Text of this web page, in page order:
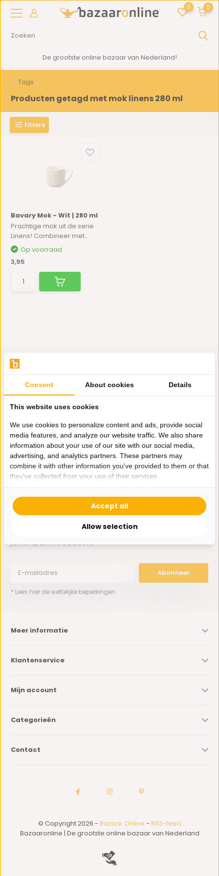
0 0
De grootste online bazaar van Nederland!
Tags
Producten getagd met mok linens 280 ml
Filters
Bavary Mok - Wit | 280 ml
Prachtige mok uit de serie
Linens! Combineer met...
Op voorraad
3,95
Hulp nodig?
Wij zitten voor je klaar.
Whatsapp ons
0162-231130
klantenservice@bazaaronline.nl
Ontvang de nieuwste aanbiedingen en promoties. We zullen
je niet spammen, beloofd.
Abonneer
* Lees hier de wettelijke beperkingen
Meer informatie
Klantenservice
Mijn account
Categorieën
Contact
© Copyright 2026 - Bazaar Online - RSS-feed
Bazaaronline | De grootste online bazaar van Nederland
Consent About cookies Details
This website uses cookies
We use cookies to personalize content and ads, provide social
media features, and analyze our website traffic. We also share
information about your use of our site with our social media,
advertising, and analytics partners. These partners may
combine it with other information you've provided to them or that
they've collected from your use of their services.
Allow selection
Accept all